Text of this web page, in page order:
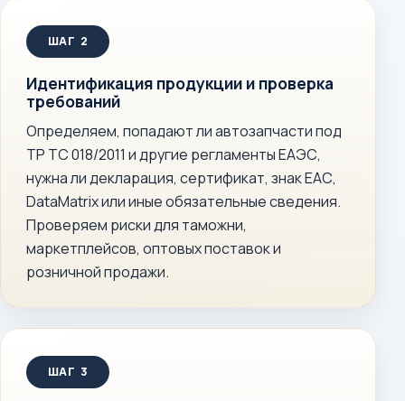
Идентификация продукции и проверка
требований
Определяем, попадают ли автозапчасти под
ТР ТС 018/2011 и другие регламенты ЕАЭС,
нужна ли декларация, сертификат, знак ЕАС,
DataMatrix или иные обязательные сведения.
Проверяем риски для таможни,
маркетплейсов, оптовых поставок и
розничной продажи.